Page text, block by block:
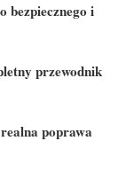
bezpiecznego i
przewodnik
poprawa